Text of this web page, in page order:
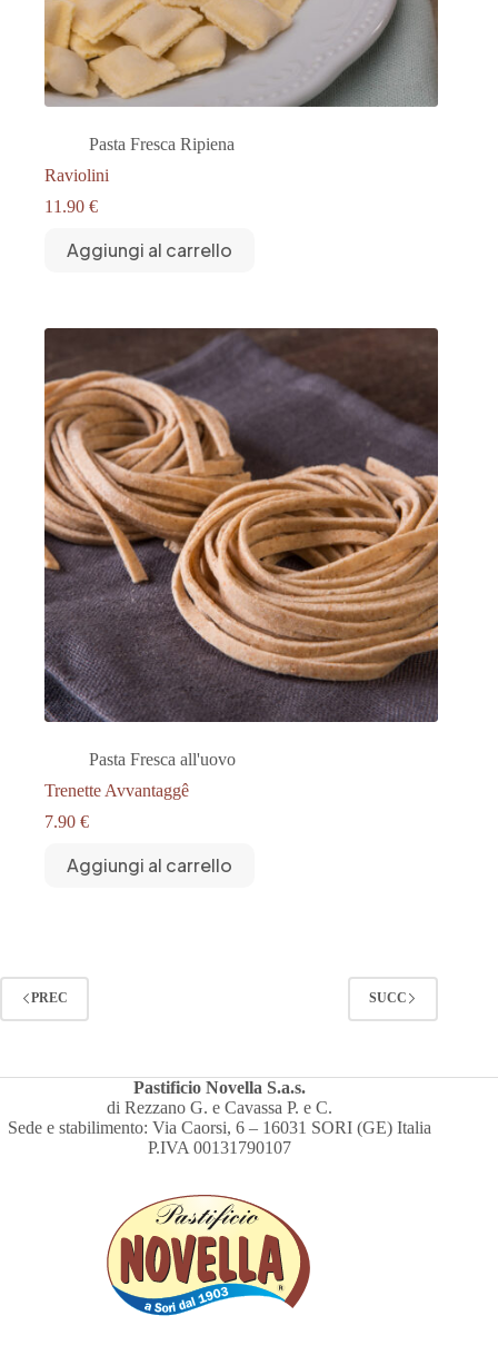
Pasta Fresca Ripiena
Raviolini
11.90 €
Aggiungi al carrello
Pasta Fresca all'uovo
Trenette Avvantaggê
7.90 €
Aggiungi al carrello
PREC SUCC
Pastificio Novella S.a.s.
di Rezzano G. e Cavassa P. e C.
Sede e stabilimento: Via Caorsi, 6 – 16031 SORI (GE) Italia
P.IVA 00131790107